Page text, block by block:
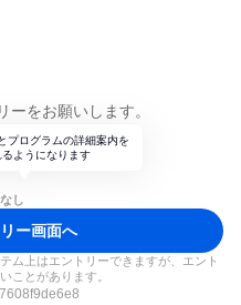
ーをお願いします。
プログラムの詳細案内を
ようになります
し
ー画面へ
ム上はエントリーできますが、エント
ことがあります。